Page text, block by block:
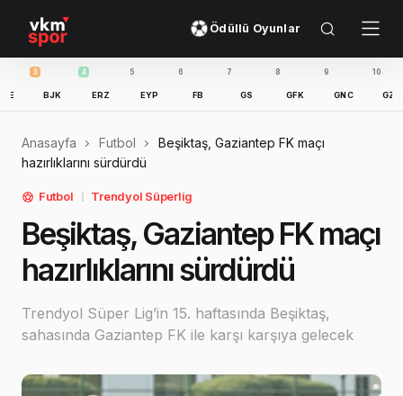
Ödüllü Oyunlar
4
ERZ EYP FB GS GFK GNC
10
GZT
11
IBFK
Anasayfa Futbol
Beşiktaş, Gaziantep FK maçı
hazırlıklarını sürdürdü
Futbol Trendyol Süperlig
Beşiktaş, Gaziantep FK maçı
hazırlıklarını sürdürdü
Trendyol Süper Lig’in 15. haftasında Beşiktaş,
sahasında Gaziantep FK ile karşı karşıya gelecek